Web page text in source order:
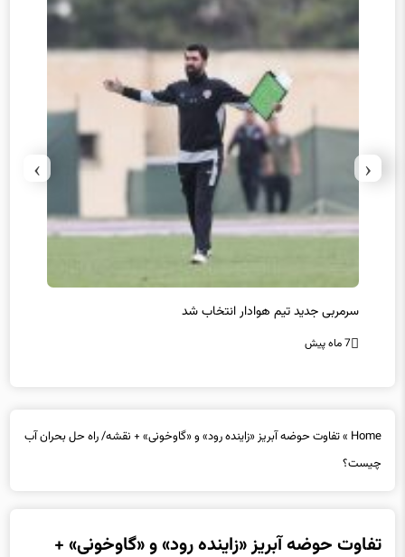
سرمربی جدید تیم هوادار انتخاب شد
Home
»